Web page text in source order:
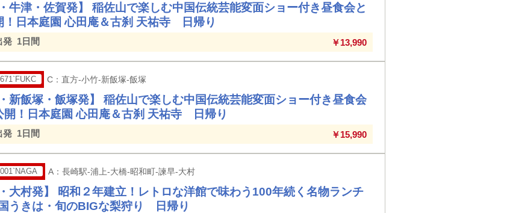
牛津・佐賀発】 稲佐山で楽しむ中国伝統芸能変面ショー付き昼食会と
！日本庭園 心田庵＆古刹 天祐寺 日帰り
発 1日間 ￥13,990
C：直方-小竹-新飯塚-飯塚
新飯塚・飯塚発】 稲佐山で楽しむ中国伝統芸能変面ショー付き昼食会
開！日本庭園 心田庵＆古刹 天祐寺 日帰り
発 1日間 ￥15,990
A：長崎駅-浦上-大橋-昭和町-諫早-大村
大村発】 昭和２年建立！レトロな洋館で味わう100年続く名物ランチ
うきは・旬のBIGな梨狩り 日帰り